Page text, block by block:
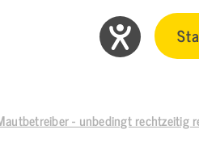
- unbedingt rechtzeitig